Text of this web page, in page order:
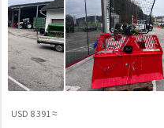
≈ 8 391 USD